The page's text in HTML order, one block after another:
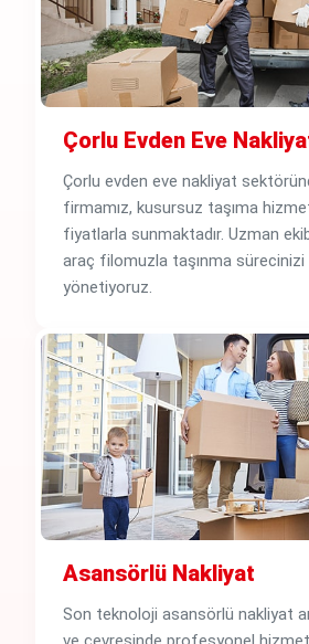
Çorlu Evden Eve
Çorlu evden eve nakliyat
firmamız, kusursuz taşıma
fiyatlarla sunmaktadır. Uzman
araç filomuzla taşınma
yönetiyoruz.
Asansörlü Nakliyat
Son teknoloji asansörlü nakliyat